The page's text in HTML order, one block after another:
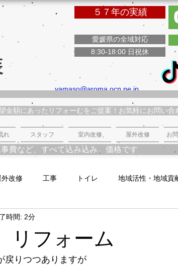
５７年の実績
愛媛県の全域対応
8:30-18:00 日祝休
yamaso@aroma.ocn.ne.jp
金額にあったリフォーむをご提案！お気軽にお問い合
れ スタッフ 室内改修 屋外改修 お
事費など、すべて込み込み、価格です
外改修 工事 トイレ 地域活性・地域貢
フォーム
時間: 2分
戻りつつありますが